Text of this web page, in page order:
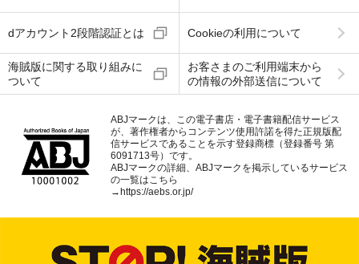
dアカウント2段階認証とは Cookieの利用について
海賊版に関する取り組みに
ついて
お客さまのご利用端末から
の情報の外部送信について
ABJマークは、この電子書店・電子書籍配信サービス
が、著作権者からコンテンツ使用許諾を得た正規版配
信サービスであることを示す登録商標（登録番号 第
6091713号）です。
ABJマークの詳細、ABJマークを掲示しているサービス
の一覧はこちら
→ https://aebs.or.jp/